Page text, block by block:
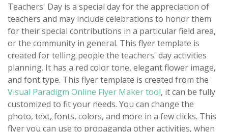
Teachers' Day is a special day for the appreciation of
teachers and may include celebrations to honor them
for their special contributions in a particular field area,
or the community in general. This flyer template is
created for telling people the teachers' day activities
planning. It has a red color tone, elegant flower image,
and font type. This flyer template is created from the
Visual Paradigm Online Flyer Maker tool, it can be fully
customized to fit your needs. You can change the
photo, text, fonts, colors, and more in a few clicks. This
flyer you can use to propaganda other activities, when